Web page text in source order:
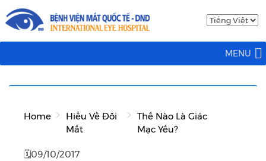
MENU
Home
Hiểu Về Đôi
Mắt
Thế Nào Là Giác
Mạc Yếu?
🗓09/10/2017